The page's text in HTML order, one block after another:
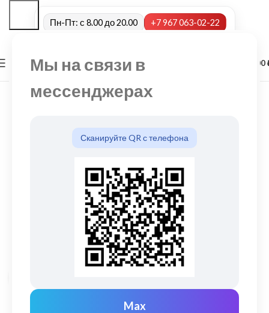
Мы на связи в
мессенджерах
Сканируйте QR с телефона
Max
Пн-Пт: с 8.00 до 20.00 +7 967 063-02-22
МЕНЮ 0,00